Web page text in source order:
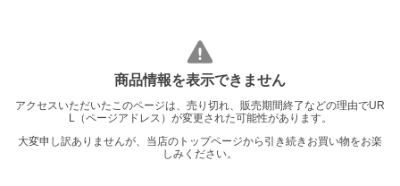
商品情報を表示できません
アクセスいただいたこのページは、売り切れ、販売期間終了などの理由でUR
L（ページアドレス）が変更された可能性があります。
大変申し訳ありませんが、当店のトップページから引き続きお買い物をお楽
しみください。